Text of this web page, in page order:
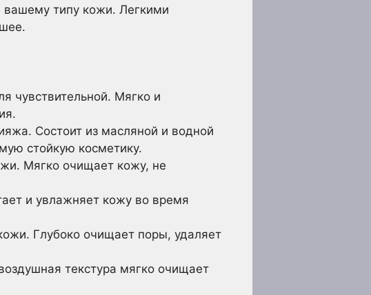
типу кожи. Легкими
чувствительной. Мягко и
Состоит из масляной и водной
стойкую косметику.
Мягко очищает кожу, не
и увлажняет кожу во время
Глубоко очищает поры, удаляет
текстура мягко очищает